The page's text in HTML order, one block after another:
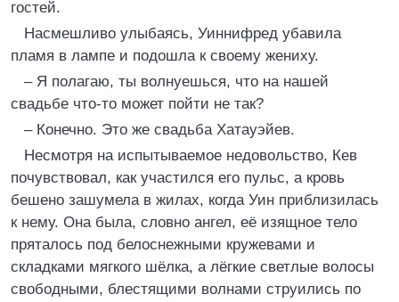
гостей.
Насмешливо улыбаясь, Уиннифред убавила
пламя в лампе и подошла к своему жениху.
– Я полагаю, ты волнуешься, что на нашей
свадьбе что-то может пойти не так?
– Конечно. Это же свадьба Хатауэйев.
Несмотря на испытываемое недовольство, Кев
почувствовал, как участился его пульс, а кровь
бешено зашумела в жилах, когда Уин приблизилась
к нему. Она была, словно ангел, её изящное тело
пряталось под белоснежными кружевами и
складками мягкого шёлка, а лёгкие светлые волосы
свободными, блестящими волнами струились по